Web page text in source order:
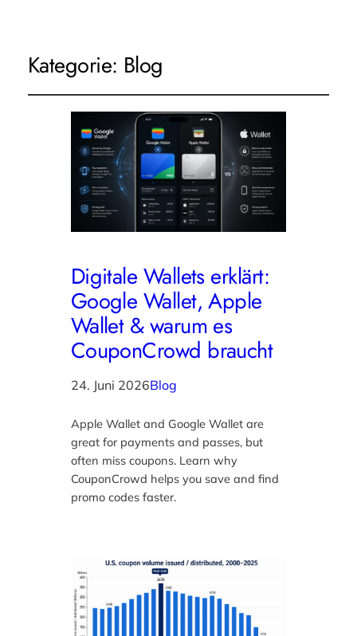
Kategorie: Blog
Digitale Wallets erklärt:
Google Wallet, Apple
Wallet & warum es
CouponCrowd braucht
24. Juni 2026Blog
Apple Wallet and Google Wallet are
great for payments and passes, but
often miss coupons. Learn why
CouponCrowd helps you save and find
promo codes faster.